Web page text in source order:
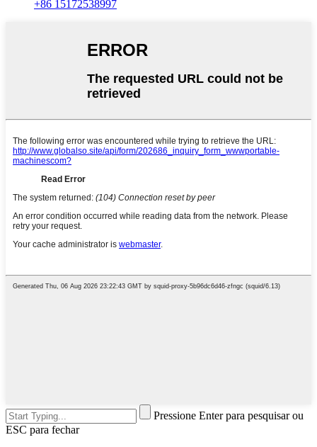
+86 15172538997
Pressione Enter para pesquisar ou
ESC para fechar